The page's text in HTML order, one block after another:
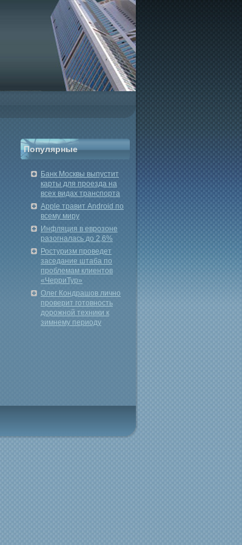
Популярные
Банк Москвы выпустит
карты для проезда на
всех видах транспорта
Apple травит Android по
всему миру
Инфляция в еврозоне
разогналась до 2,6%
Ростуризм проведет
заседание штаба по
проблемам клиентов
«ЧерриТур»
Олег Кондрашов лично
проверит готовность
дорожной техники к
зимнему периоду